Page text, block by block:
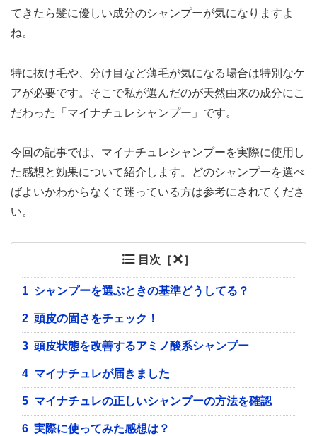
てきたら髪に優しい成分のシャンプーが気になりますよ
ね。
特に抜け毛や、分け目など薄毛が気になる場合は特別なケ
アが必要です。そこで私が選んだのが天然由来の成分にこ
だわった「マイナチュレシャンプー」です。
今回の記事では、マイナチュレシャンプーを実際に使用し
た感想と効果について紹介します。どのシャンプーを選べ
ばよいかわからなくて迷っている方は参考にされてくださ
い。
目次［ ］
1 シャンプーを選ぶときの基準どうしてる？
2 頭皮の固さをチェック！
3 頭皮状態を改善するアミノ酸系シャンプー
4 マイナチュレが届きました
5 マイナチュレの正しいシャンプーの方法を確認
6 実際に使ってみた感想は？